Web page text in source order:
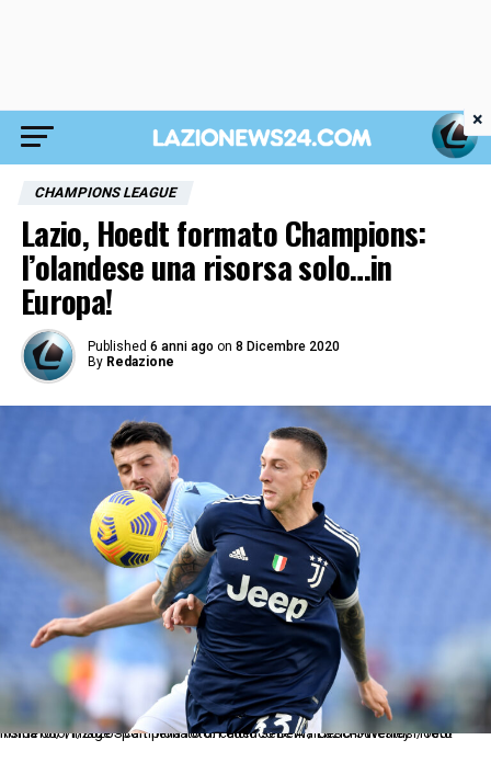
CHAMPIONS LEAGUE
Lazio, Hoedt formato Champions:
l’olandese una risorsa solo…in
Europa!
Published 6 anni ago on 8 Dicembre 2020
By Redazione
Roma 08/11/2020 - campionato di calcio serie A / Lazio-Juventus / foto Insidefoto/Image Sport nella foto: Federico Bernardeschi-Wesley Hoedt
×